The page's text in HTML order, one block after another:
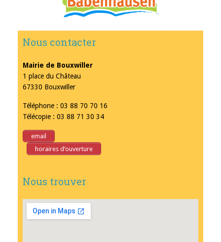
Nous contacter
Mairie de Bouxwiller
1 place du Château
67330 Bouxwiller
Téléphone : 03 88 70 70 16
Télécopie : 03 88 71 30 34
email
horaires d’ouverture
Nous trouver